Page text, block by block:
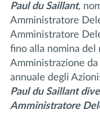
Paul du Saillant,
Amministratore
Amministratore
fino alla nomina del
Amministrazione
annuale degli
Paul du Saillant
Amministratore